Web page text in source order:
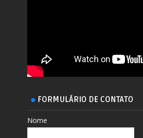
FORMULÁRIO DE CONTATO
Nome